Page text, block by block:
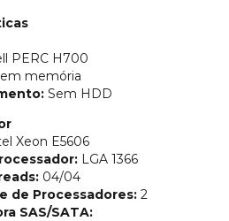
PERC H700
memória
Sem HDD
Xeon E5606
LGA 1366
04/04
de Processadores: 2
SAS/SATA: